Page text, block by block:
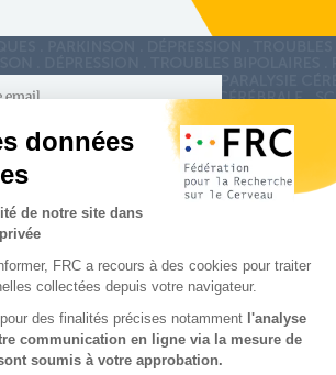
S'inscrire à la newsletter
les réseaux sociaux
Partenaires & Mécènes